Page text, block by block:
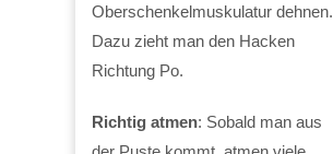
Oberschenkelmuskulatur dehnen.
Dazu zieht man den Hacken
Richtung Po.
Richtig atmen: Sobald man aus